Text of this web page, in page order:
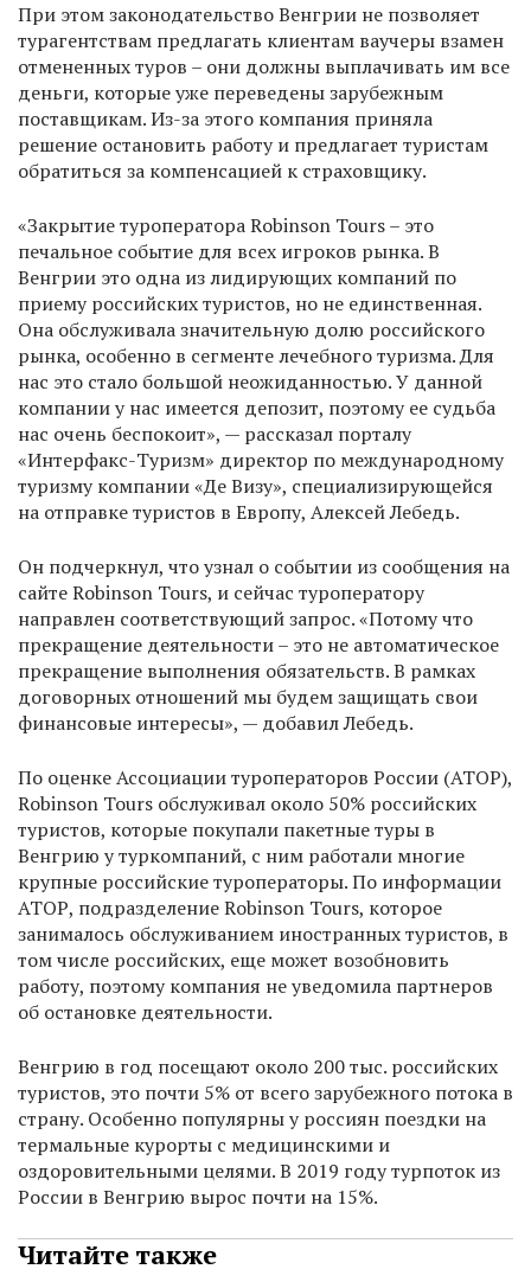
При этом законодательство Венгрии не позволяет
турагентствам предлагать клиентам ваучеры взамен
отмененных туров – они должны выплачивать им все
деньги, которые уже переведены зарубежным
поставщикам. Из-за этого компания приняла
решение остановить работу и предлагает туристам
обратиться за компенсацией к страховщику.
«Закрытие туроператора Robinson Tours – это
печальное событие для всех игроков рынка. В
Венгрии это одна из лидирующих компаний по
приему российских туристов, но не единственная.
Она обслуживала значительную долю российского
рынка, особенно в сегменте лечебного туризма. Для
нас это стало большой неожиданностью. У данной
компании у нас имеется депозит, поэтому ее судьба
нас очень беспокоит», — рассказал порталу
«Интерфакс-Туризм» директор по международному
туризму компании «Де Визу», специализирующейся
на отправке туристов в Европу, Алексей Лебедь.
Он подчеркнул, что узнал о событии из сообщения на
сайте Robinson Tours, и сейчас туроператору
направлен соответствующий запрос. «Потому что
прекращение деятельности – это не автоматическое
прекращение выполнения обязательств. В рамках
договорных отношений мы будем защищать свои
финансовые интересы», — добавил Лебедь.
По оценке Ассоциации туроператоров России (АТОР),
Robinson Tours обслуживал около 50% российских
туристов, которые покупали пакетные туры в
Венгрию у туркомпаний, с ним работали многие
крупные российские туроператоры. По информации
АТОР, подразделение Robinson Tours, которое
занималось обслуживанием иностранных туристов, в
том числе российских, еще может возобновить
работу, поэтому компания не уведомила партнеров
об остановке деятельности.
Венгрию в год посещают около 200 тыс. российских
туристов, это почти 5% от всего зарубежного потока в
страну. Особенно популярны у россиян поездки на
термальные курорты с медицинскими и
оздоровительными целями. В 2019 году турпоток из
России в Венгрию вырос почти на 15%.
Читайте также